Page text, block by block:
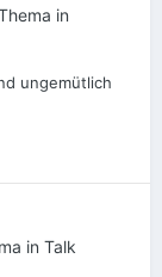
in
ungemütlich
in Talk